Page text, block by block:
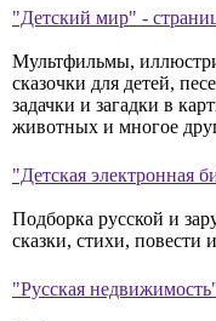
"Детский мир" -
Мультфильмы,
сказочки для детей,
задачки и загадки в
животных и многое
"Детская электронная
Подборка русской и
сказки, стихи, повести
"Русская